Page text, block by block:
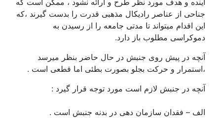
آینده و هدف مورد نظر طرح و ارائه نشود ، ممکن است که
جناحی از عناصر رادیکال مذهبی قدرت را بدست گیرند ،که
این اقدام میتواند تا مدتی جامعه را از رسیدن به
دموکراسی مطلوب باز دارد.
آنچه در پیش روی جنبش در حال حاضر بنظر میرسد
،استمرار و حرکت بجلو بصورت بطئی اما قطعی است .
آنچه در جنبش لازم است مورد توجه قرار گیرد :
الف – فقدان سازمان دهی در بدنه جنبش است .